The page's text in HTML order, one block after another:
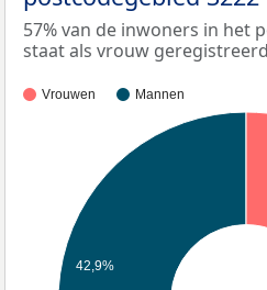
57% van de inwoners in het
staat als vrouw
Vrouwen Mannen
42,9%